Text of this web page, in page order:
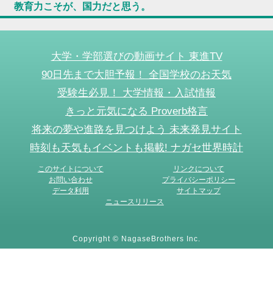
教育力こそが、国力だと思う。
大学・学部選びの動画サイト 東進TV
90日先まで大胆予報！ 全国学校のお天気
受験生必見！ 大学情報・入試情報
きっと元気になる Proverb格言
将来の夢や進路を見つけよう 未来発見サイト
時刻も天気もイベントも掲載! ナガセ世界時計
このサイトについて
リンクについて
お問い合わせ
プライバシーポリシー
データ利用
サイトマップ
ニュースリリース
Copyright © NagaseBrothers Inc.